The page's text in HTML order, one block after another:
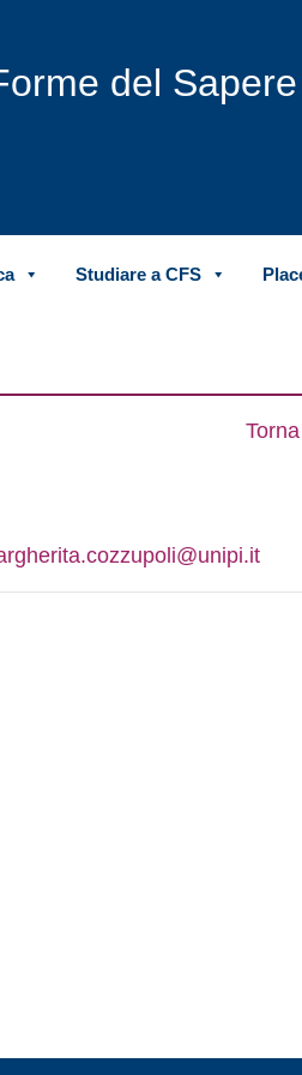
del Sapere
Studiare a CFS